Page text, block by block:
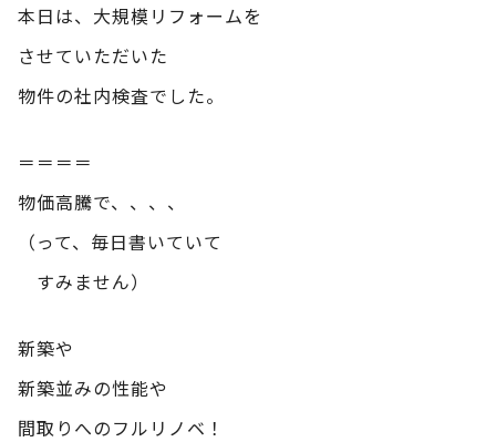
本日は、大規模リフォームを
させていただいた
物件の社内検査でした。
＝＝＝＝
物価高騰で、、、、
（って、毎日書いていて
すみません）
新築や
新築並みの性能や
間取りへのフルリノベ！